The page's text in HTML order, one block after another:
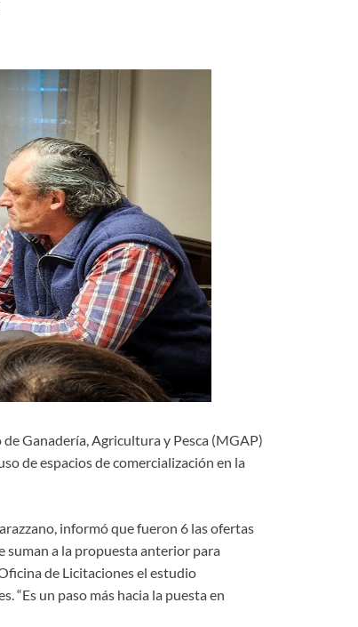
Ganadería, Agricultura y Pesca (MGAP)
de espacios de comercialización en la
informó que fueron 6 las ofertas
suman a la propuesta anterior para
de Licitaciones el estudio
“Es un paso más hacia la puesta en